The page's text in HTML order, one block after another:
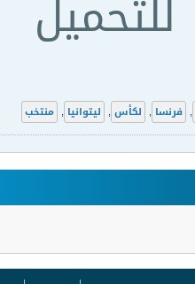
للتحميل
, فرنسا , لكأس , ليتوانيا , منتخب